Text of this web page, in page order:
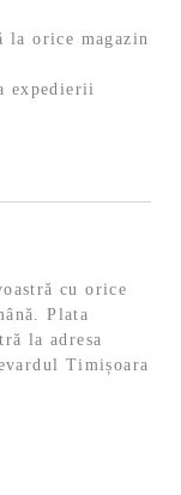
la orice magazin
expedierii
cu orice
Plata
la adresa
Timișoara